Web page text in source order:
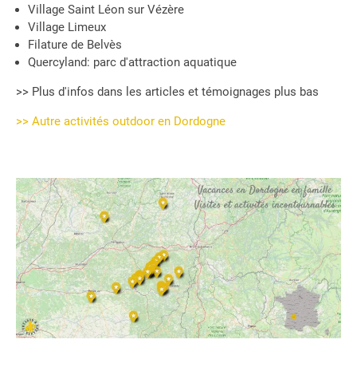
Village Saint Léon sur Vézère
Village Limeux
Filature de Belvès
Quercyland: parc d'attraction aquatique
>> Plus d'infos dans les articles et témoignages plus bas
>> Autre activités outdoor en Dordogne